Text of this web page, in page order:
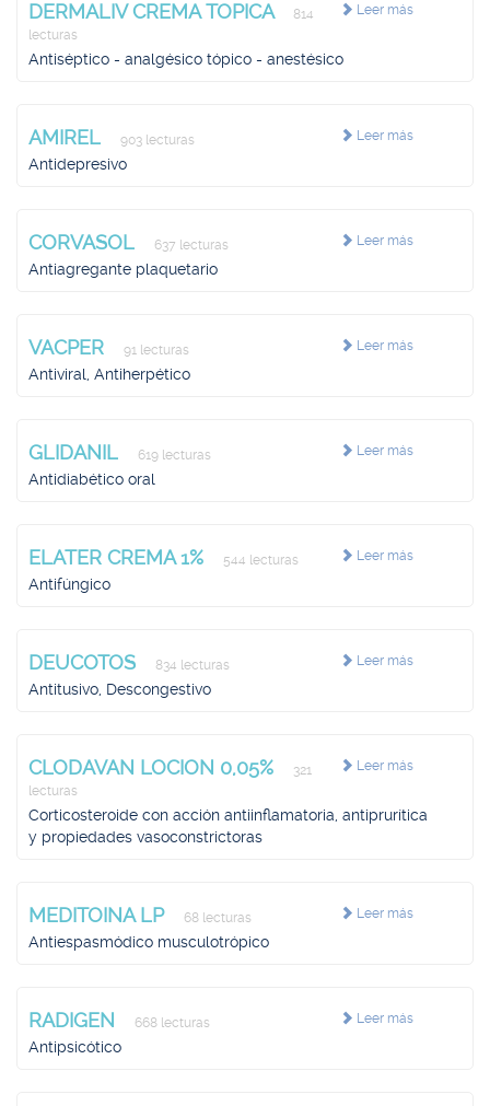
Leer más
DERMALIV CREMA TOPICA
814
lecturas
Antiséptico - analgésico tópico - anestésico
Leer más
AMIREL 903 lecturas
Antidepresivo
Leer más
CORVASOL 637 lecturas
Antiagregante plaquetario
Leer más
VACPER 91 lecturas
Antiviral, Antiherpético
Leer más
GLIDANIL 619 lecturas
Antidiabético oral
Leer más
ELATER CREMA 1% 544 lecturas
Antifúngico
Leer más
DEUCOTOS 834 lecturas
Antitusivo, Descongestivo
Leer más
CLODAVAN LOCION 0,05%
321
lecturas
Corticosteroide con acción antiinflamatoria, antiprurítica
y propiedades vasoconstrictoras
Leer más
MEDITOINA LP 68 lecturas
Antiespasmódico musculotrópico
Leer más
RADIGEN 668 lecturas
Antipsicótico